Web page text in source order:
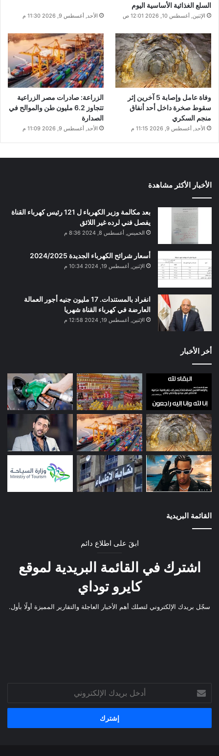
السلع الغذائية الأساسية اليوم
الإثنين, أغسطس 10, 2026 12:01 ص الأحد, أغسطس 9, 2026 11:30 م
وفاة عامل وإصابة 5 آخرين إثر
سقوط صخرة داخل أحد أنفاق
منجم السكري
الأحد, أغسطس 9, 2026 11:15 م
الزراعة: صادرات مصر الزراعية
تتجاوز 6.2 مليون طن والموالح في
الصدارة
الأحد, أغسطس 9, 2026 11:09 م
الأخبار الأكثر مشاهدة
بعد مكالمة وزير الكهرباء ل 121 رئيس كهرباء القناة
يفصل فني لرده غير اللائق
الخميس, أغسطس 8, 2024 8:36 م
أسعار شرائح الكهرباء الجديدة 2024/2025
الإثنين, أغسطس 19, 2024 10:34 م
انفراد بالمستندات. 17 مليون جنيه أجور العمالة
العارضة في كهرباء القناة شهريا
الإثنين, أغسطس 19, 2024 12:58 م
أخر الأخبار
القائمة البريدية
ابقَ على اطلاع دائم
اشترك في القائمة البريدية لموقع
كايرو توداي
سجّل بريدك الإلكتروني لتصلك أهم الأخبار العاجلة والتقارير المميزة أولًا بأول.
أدخل
بريدك
الإلكتروني